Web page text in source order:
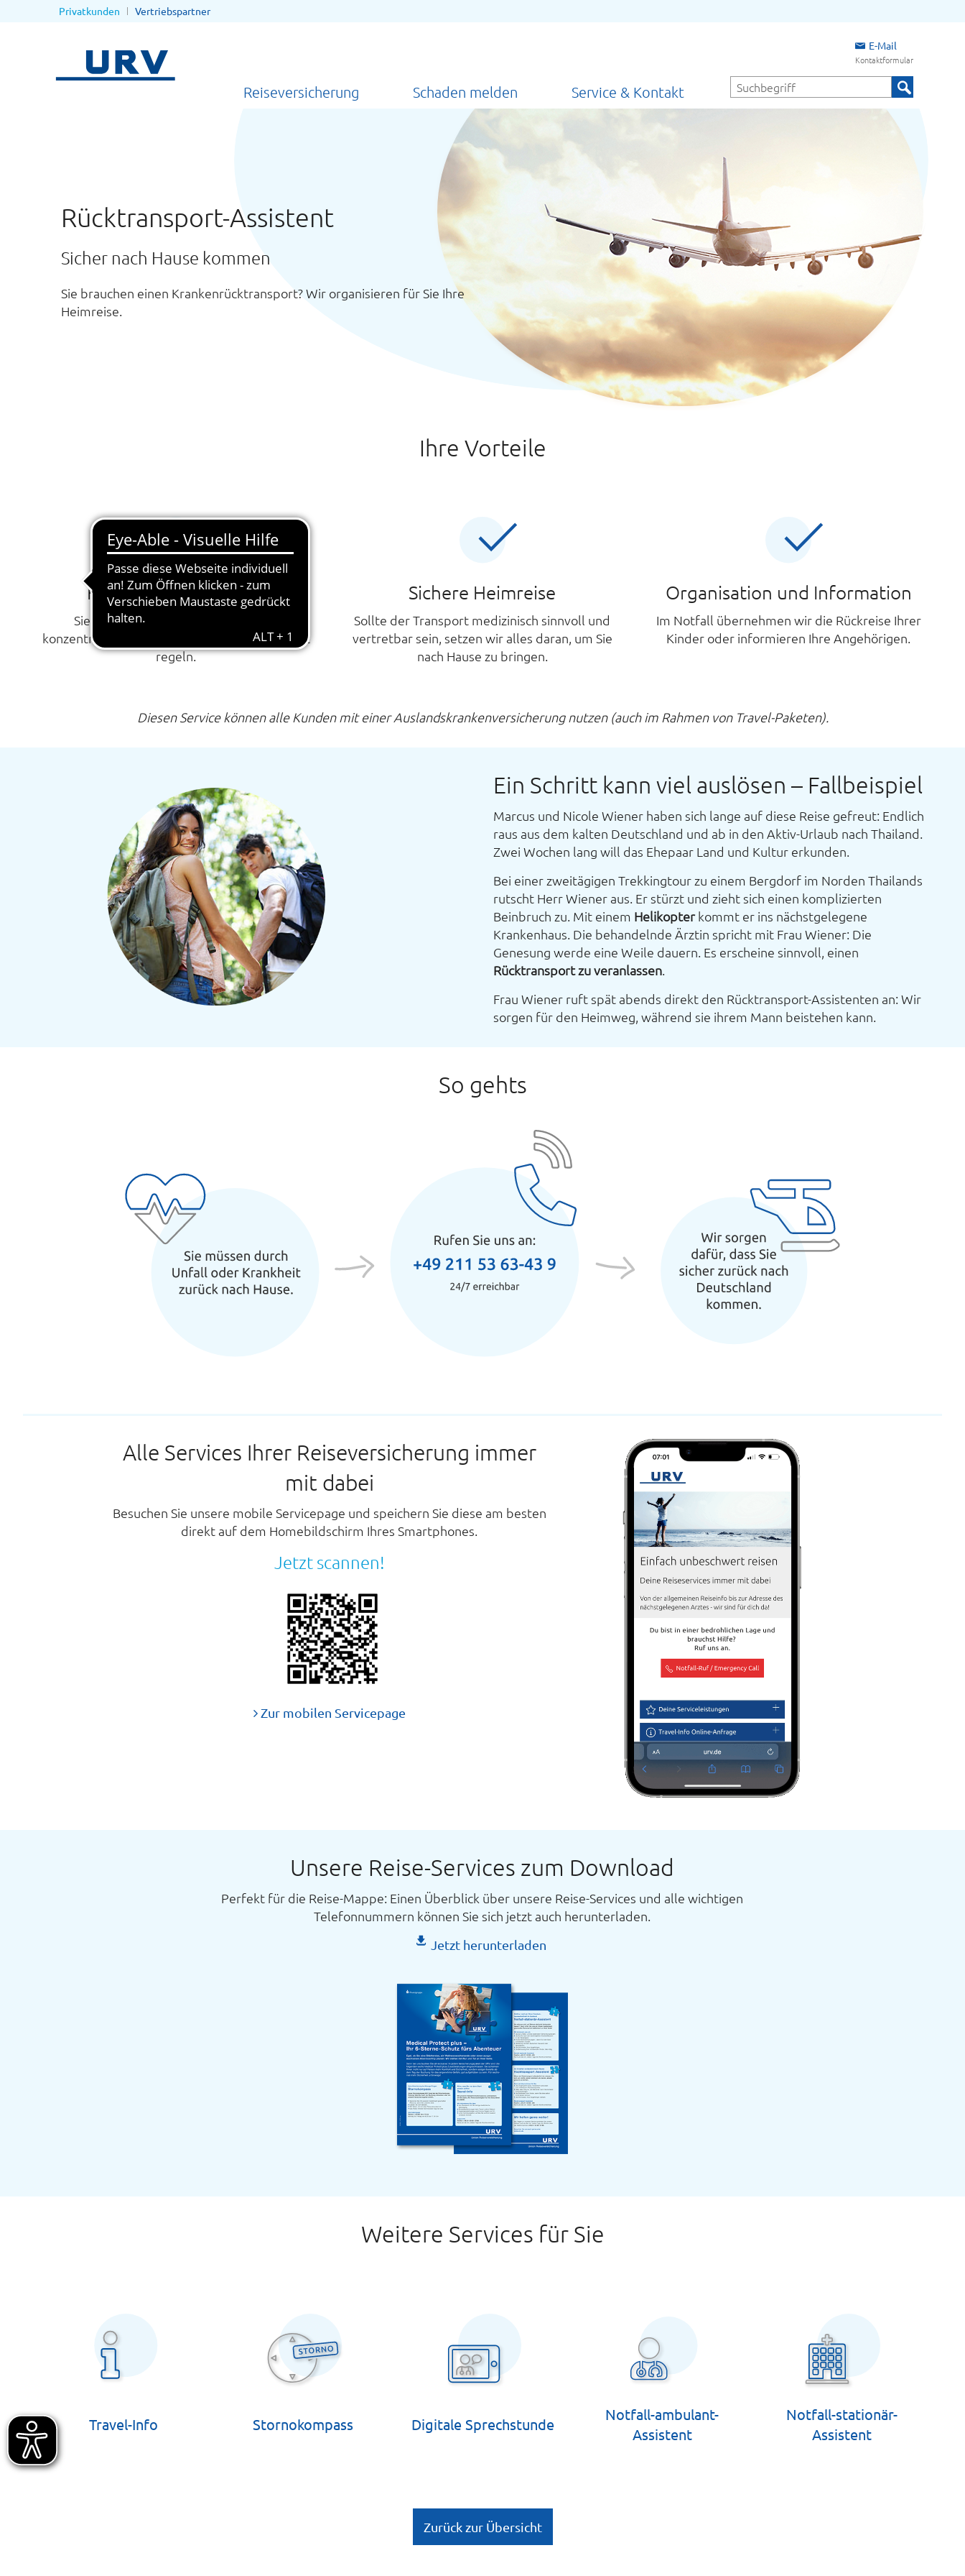
Privatkunden Vertriebspartner
E-Mail
Kontaktformular
Reiseversicherung Schaden melden Service & Kontakt
Rücktransport-Assistent
Sicher nach Hause kommen
Sie brauchen einen Krankenrücktransport? Wir organisieren für Sie Ihre
Heimreise.
Ihre Vorteile
Fokus auf die Heilung
Sie können sich auf Ihre Behandlung
konzentrieren, während wir den Rücktransport
regeln.
Sichere Heimreise
Sollte der Transport medizinisch sinnvoll und
vertretbar sein, setzen wir alles daran, um Sie
nach Hause zu bringen.
Organisation und Information
Im Notfall übernehmen wir die Rückreise Ihrer
Kinder oder informieren Ihre Angehörigen.
Diesen Service können alle Kunden mit einer Auslands­kranken­versicherung nutzen (auch im Rahmen von Travel-Paketen).
Ein Schritt kann viel auslösen – Fallbeispiel
Marcus und Nicole Wiener haben sich lange auf diese Reise gefreut: Endlich
raus aus dem kalten Deutschland und ab in den Aktiv-Urlaub nach Thailand.
Zwei Wochen lang will das Ehepaar Land und Kultur erkunden.
Bei einer zweitägigen Trekkingtour zu einem Bergdorf im Norden Thailands
rutscht Herr Wiener aus. Er stürzt und zieht sich einen komplizierten
Beinbruch zu. Mit einem Helikopterkommt er ins nächstgelegene
Krankenhaus. Die behandelnde Ärztin spricht mit Frau Wiener: Die
Genesung werde eine Weile dauern. Es erscheine sinnvoll, einen
Rücktransport zu veranlassen.
Frau Wiener ruft spät abends direkt den Rücktransport-Assistenten an: Wir
sorgen für den Heimweg, während sie ihrem Mann beistehen kann.
So gehts
Alle Services Ihrer Reise­versicherung immer
mit dabei
Besuchen Sie unsere mobile Servicepage und speichern Sie diese am besten
direkt auf dem Homebildschirm Ihres Smartphones.
Jetzt scannen!
Zur mobilen Servicepage
Unsere Reise-Services zum Download
Perfekt für die Reise-Mappe: Einen Überblick über unsere Reise-Services und alle wichtigen
Telefonnummern können Sie sich jetzt auch herunterladen.
Jetzt herunterladen
Weitere Services für Sie
Travel-Info Stornokompass Digitale Sprechstunde
Notfall-ambulant-
Assistent
Notfall-stationär-
Assistent
Zurück zur Übersicht